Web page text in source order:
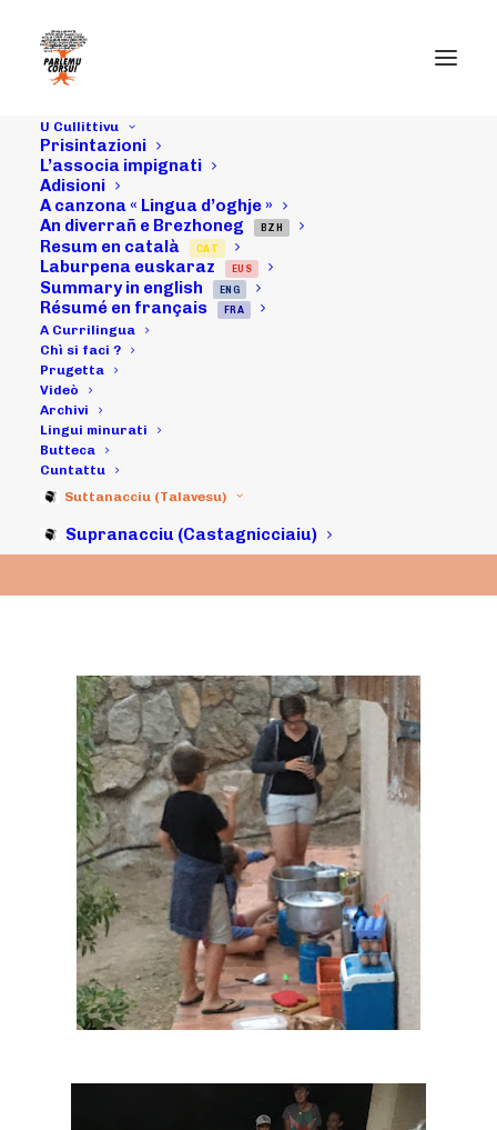
U Cullittivu
Prisintazioni
L’associa impignati
Adisioni
A canzona « Lingua d’oghje »
An diverrañ e Brezhoneg
BZH
Resum en català CAT
Laburpena euskaraz EUS
Summary in english ENG
Résumé en français FRA
A Currilingua
Chì si faci ?
Prugetta
Videò
Archivi
Lingui minurati
Butteca
Cuntattu
Suttanacciu (Talavesu)
Supranacciu (Castagnicciaiu)
25/07/17 :
Scontru cù
l'associu bascu
Irrintzina in